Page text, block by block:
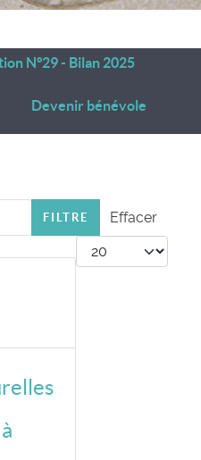
N°29 - Bilan 2025
Devenir bénévole
FILTRE
Effacer
Afficher #